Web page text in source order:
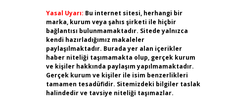
Yasal Uyarı: Bu internet sitesi, herhangi bir
marka, kurum veya şahıs şirketi ile hiçbir
bağlantısı bulunmamaktadır. Sitede yalnızca
kendi hazırladığımız makaleler
paylaşılmaktadır. Burada yer alan içerikler
haber niteliği taşımamakta olup, gerçek kurum
ve kişiler hakkında paylaşım yapılmamaktadır.
Gerçek kurum ve kişiler ile isim benzerlikleri
tamamen tesadüfidir. Sitemizdeki bilgiler taslak
halindedir ve tavsiye niteliği taşımazlar.